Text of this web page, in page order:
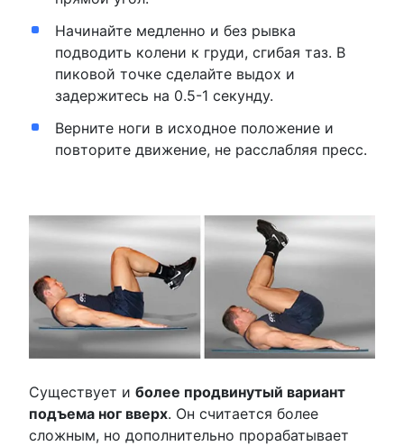
Начинайте медленно и без рывка
подводить колени к груди, сгибая таз. В
пиковой точке сделайте выдох и
задержитесь на 0.5-1 секунду.
Верните ноги в исходное положение и
повторите движение, не расслабляя пресс.
Существует и более продвинутый вариант
подъема ног вверх. Он считается более
сложным, но дополнительно прорабатывает